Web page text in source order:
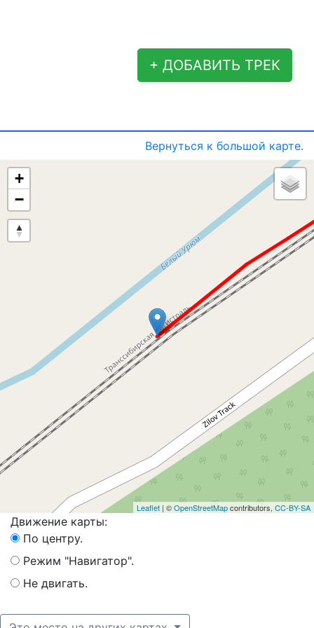
+ ДОБАВИТЬ ТРЕК
Вернуться к большой карте.
+
−
Leaflet | ©OpenStreetMapcontributors, CC-BY-SA
Движение карты:
По центру.
Режим "Навигатор".
Не двигать.